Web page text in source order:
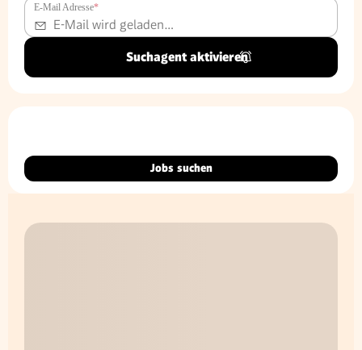
E-Mail Adresse*
Suchagent aktivieren
Jobs suchen